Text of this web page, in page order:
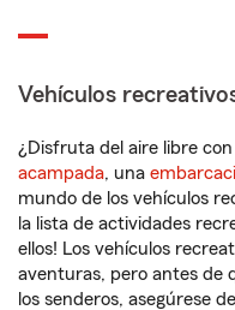
Vehículos
¿Disfruta del aire libre
acampada, una
mundo de los vehículos
la lista de actividades
ellos! Los vehículos
aventuras, pero antes de
los senderos, asegúrese